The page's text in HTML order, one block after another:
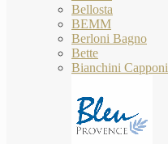
Bellosta
BEMM
Berloni Bagno
Bette
Bianchini Capponi